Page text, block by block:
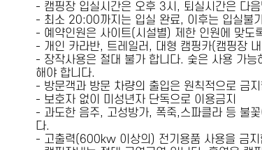
- 캠핑장 입실시간은 오후 3시, 퇴실시간은 다
- 최소 20:00까지는 입실 완료, 이후는 입실불
- 예약인원은 사이트(시설별) 제한 인원에 맞도
- 개인 카라반, 트레일러, 대형 캠핑카(캠핑장
- 장작사용은 절대 불가 합니다. 숯은 사용 가능
해야 합니다.
- 방문객과 방문 차량의 출입은 원칙적으로 금
- 보호자 없이 미성년자 단독으로 이용금지
- 과도한 음주, 고성방가, 폭죽,스파클라 등 불
다.
- 고출력(600kw 이상의) 전기용품 사용을 금지